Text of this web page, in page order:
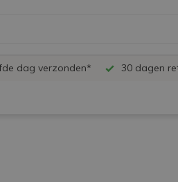
dag verzonden* 30 dagen